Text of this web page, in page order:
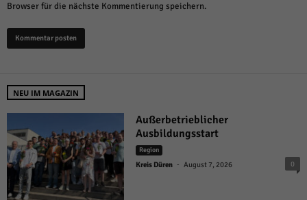
Browser für die nächste Kommentierung speichern.
NEU IM MAGAZIN
Außerbetrieblicher
Ausbildungsstart
Region
Kreis Düren - August 7, 2026 0